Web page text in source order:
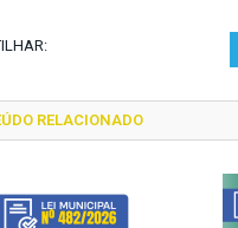
RELACIONADO